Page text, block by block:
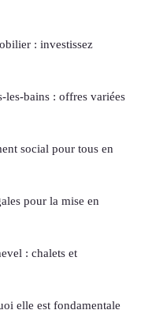
: investissez
les-bains : offres variées
social pour tous en
pour la mise en
: chalets et
elle est fondamentale